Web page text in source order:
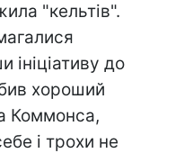
"кельтів".
ініціативу до
хороший
Коммонса,
і трохи не